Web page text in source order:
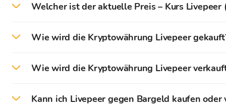
Welcher ist der aktuelle Preis – Kurs Livepeer
Wie wird die Kryptowährung Livepeer
für den Handel mit Kryptowährungen zu
Wie wird die Kryptowährung Livepeer
Kann ich Livepeer gegen Bargeld kaufen oder